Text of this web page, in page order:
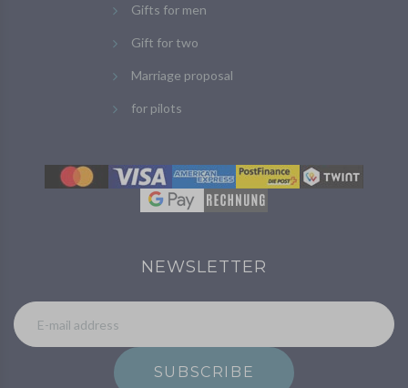
Gifts for men
Gift for two
Marriage proposal
for pilots
NEWSLETTER
SUBSCRIBE